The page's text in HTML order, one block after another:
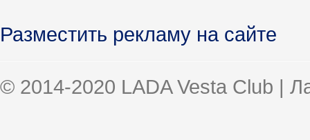
Разместить рекламу на сайте
© 2014-2020 LADA Vesta Club |